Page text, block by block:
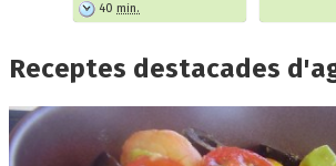
40 min.
Receptes destacades